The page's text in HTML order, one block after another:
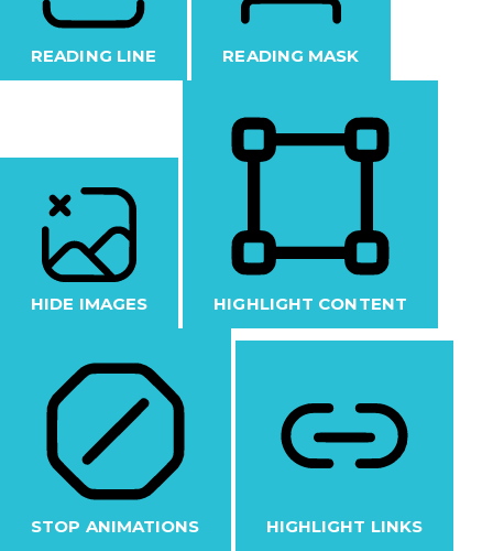
READING LINE READING MASK
HIDE IMAGES HIGHLIGHT CONTENT
STOP ANIMATIONS HIGHLIGHT LINKS